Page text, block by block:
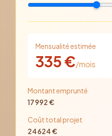
Mensualité estimée
335€/mois
Montant emprunté
17 992€
Coût total projet
24 624€